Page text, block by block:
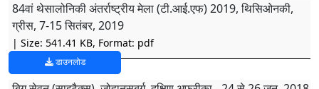
84वां थेसालोनिकी अंतर्राष्ट्रीय मेला (टी.आई.एफ) 2019, थिसिओनकी,
ग्रीस, 7-15 सितंबर, 2019
| Size: 541.41 KB, Format: pdf
डाउनलोड